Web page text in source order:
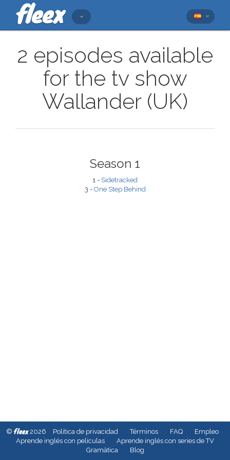
2 episodes available
for the tv show
Wallander (UK)
Season 1
1 - Sidetracked
3 - One Step Behind
© fleex2026 Política de privacidad Términos FAQ
Empleo
Aprende inglés con películas
Aprende inglés con series de TV
Gramàtica
Blog